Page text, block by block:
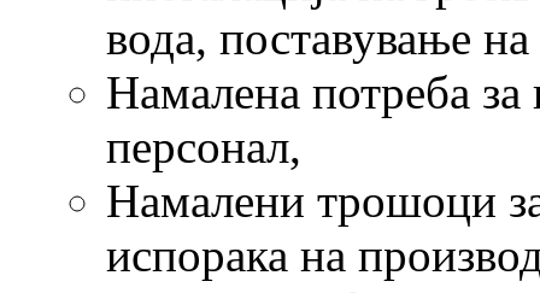
вода, поставување
Намалена потреба
персонал,
Намалени трошоци
испорака на